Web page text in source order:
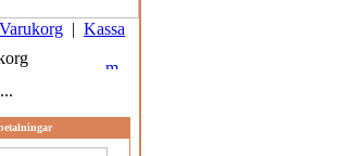
Varukorg | Kassa